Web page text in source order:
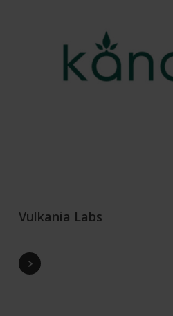
Vulkania Labs